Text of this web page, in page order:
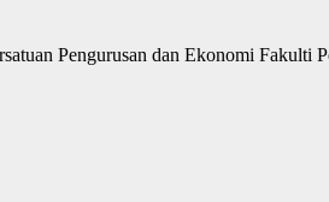
Pengurusan dan Ekonomi Fakulti